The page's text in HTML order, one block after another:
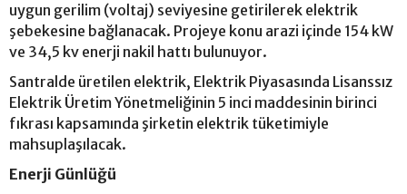
uygun gerilim (voltaj) seviyesine getirilerek elektrik
şebekesine bağlanacak. Projeye konu arazi içinde 154 kW
ve 34,5 kv enerji nakil hattı bulunuyor.
Santralde üretilen elektrik, Elektrik Piyasasında Lisanssız
Elektrik Üretim Yönetmeliğinin 5 inci maddesinin birinci
fıkrası kapsamında şirketin elektrik tüketimiyle
mahsuplaşılacak.
Enerji Günlüğü